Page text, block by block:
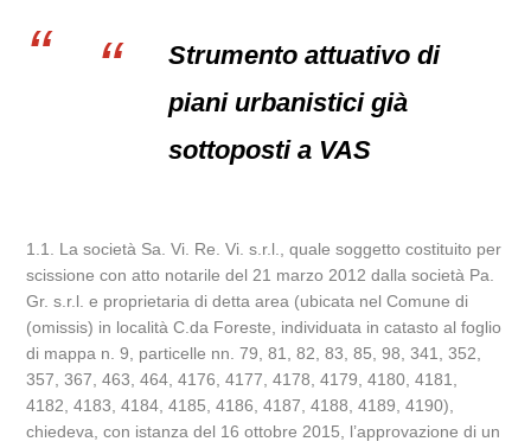
Strumento attuativo di
piani urbanistici già
sottoposti a VAS
1.1. La società Sa. Vi. Re. Vi. s.r.l., quale soggetto costituito per
scissione con atto notarile del 21 marzo 2012 dalla società Pa.
Gr. s.r.l. e proprietaria di detta area (ubicata nel Comune di
(omissis) in località C.da Foreste, individuata in catasto al foglio
di mappa n. 9, particelle nn. 79, 81, 82, 83, 85, 98, 341, 352,
357, 367, 463, 464, 4176, 4177, 4178, 4179, 4180, 4181,
4182, 4183, 4184, 4185, 4186, 4187, 4188, 4189, 4190),
chiedeva, con istanza del 16 ottobre 2015, l’approvazione di un